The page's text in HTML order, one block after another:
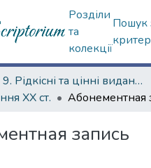
Розділи
та
колекції
Пошук
9. Рідкісні та цінні видання
ХХ ст.
Абонементная
запись